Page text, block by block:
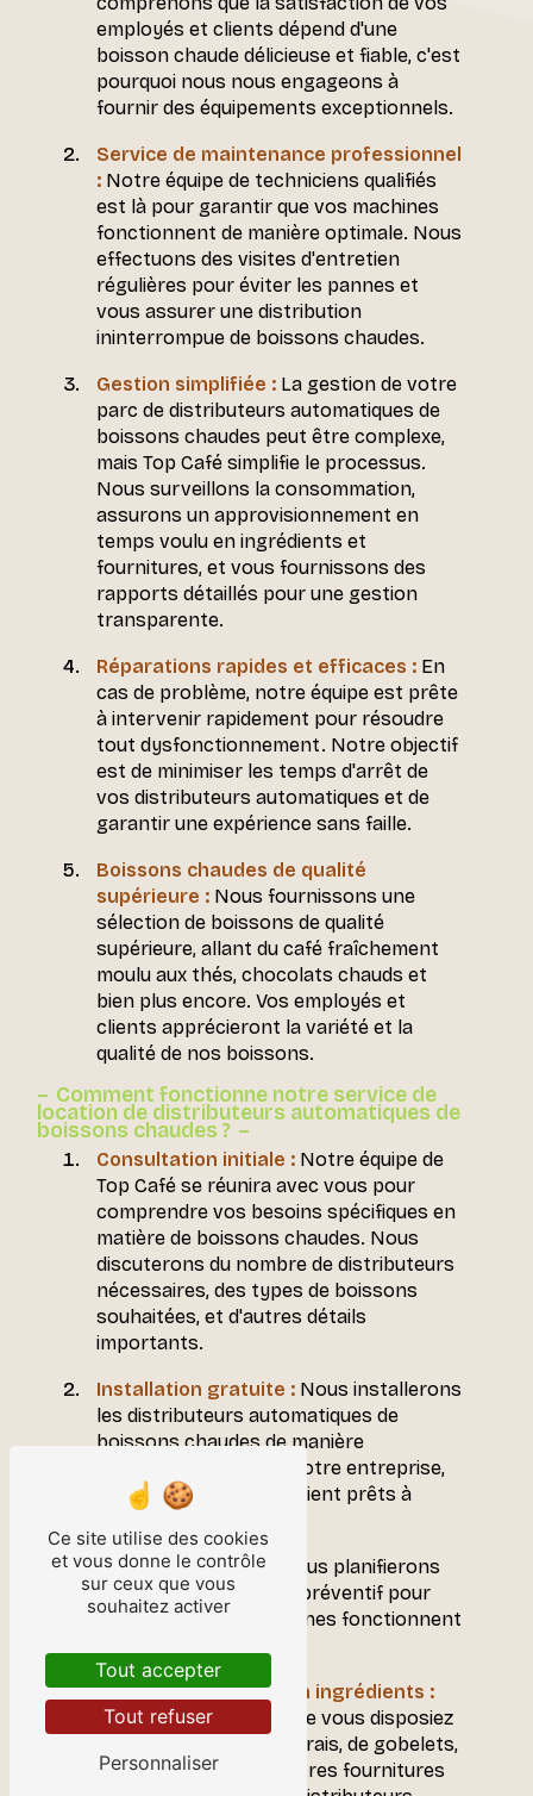
employés et clients dépend d'une
boisson chaude délicieuse et fiable, c'est
pourquoi nous nous engageons à
fournir des équipements exceptionnels.
Service de maintenance professionnel
: Notre équipe de techniciens qualifiés
est là pour garantir que vos machines
fonctionnent de manière optimale. Nous
effectuons des visites d'entretien
régulières pour éviter les pannes et
vous assurer une distribution
ininterrompue de boissons chaudes.
Gestion simplifiée : La gestion de votre
parc de distributeurs automatiques de
boissons chaudes peut être complexe,
mais Top Café simplifie le processus.
Nous surveillons la consommation,
assurons un approvisionnement en
temps voulu en ingrédients et
fournitures, et vous fournissons des
rapports détaillés pour une gestion
transparente.
Réparations rapides et efficaces : En
cas de problème, notre équipe est prête
à intervenir rapidement pour résoudre
tout dysfonctionnement. Notre objectif
est de minimiser les temps d'arrêt de
vos distributeurs automatiques et de
garantir une expérience sans faille.
Boissons chaudes de qualité
supérieure : Nous fournissons une
sélection de boissons de qualité
supérieure, allant du café fraîchement
moulu aux thés, chocolats chauds et
bien plus encore. Vos employés et
clients apprécieront la variété et la
qualité de nos boissons.
Comment fonctionne notre service de
location de distributeurs automatiques de
boissons chaudes ?
Consultation initiale : Notre équipe de
Top Café se réunira avec vous pour
comprendre vos besoins spécifiques en
matière de boissons chaudes. Nous
discuterons du nombre de distributeurs
nécessaires, des types de boissons
souhaitées, et d'autres détails
importants.
Installation gratuite : Nous installerons
les distributeurs automatiques de
boissons chaudes de manière
professionnelle dans votre entreprise,
en veillant à ce qu'ils soient prêts à
Entretien régulier :
Nous planifierons
des visites d'entretien préventif pour
garantir que vos machines fonctionnent
Approvisionnement en ingrédients :
Nous veillerons à ce que vous disposiez
toujours d'ingrédients frais, de gobelets,
de sucre, de lait et d'autres fournitures
Ce site utilise des cookies
et vous donne le contrôle
sur ceux que vous
souhaitez activer
Tout accepter
Tout refuser
Personnaliser